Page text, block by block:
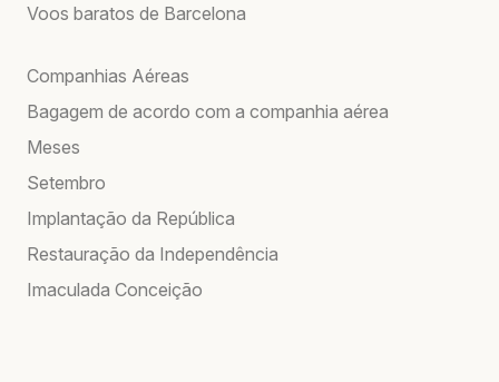
Voos baratos de Barcelona
Companhias Aéreas
Bagagem de acordo com a companhia aérea
Meses
Setembro
Implantação da República
Restauração da Independência
Imaculada Conceição